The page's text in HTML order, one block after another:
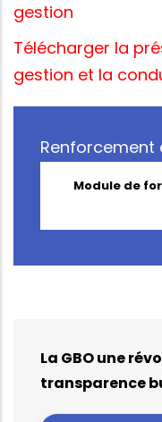
gestion
Télécharger la
gestion et la
Module de
La GBO une
transparence